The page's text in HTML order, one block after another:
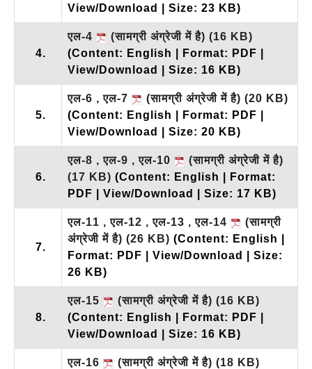
View/Download | Size: 23 KB)
4.
एल-4 (सामग्री अंग्रेजी में है) (16 KB)
(Content: English | Format: PDF |
View/Download | Size: 16 KB)
5.
एल-6 , एल-7 (सामग्री अंग्रेजी में है) (20 KB)
(Content: English | Format: PDF |
View/Download | Size: 20 KB)
6.
एल-8 , एल-9 , एल-10
(सामग्री अंग्रेजी में है)
(17 KB) (Content: English | Format:
PDF | View/Download | Size: 17 KB)
7.
एल-11 , एल-12 , एल-13 , एल-14
(सामग्री
अंग्रेजी में है) (26 KB) (Content: English |
Format: PDF | View/Download | Size:
26 KB)
8.
एल-15 (सामग्री अंग्रेजी में है) (16 KB)
(Content: English | Format: PDF |
View/Download | Size: 16 KB)
एल-16 (सामग्री अंग्रेजी में है) (18 KB)